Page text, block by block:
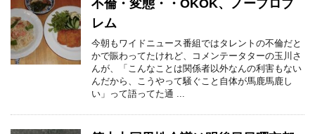
不倫・変態・・OKOK、ノープロブ
レム
今朝もワイドニュース番組ではタレントの不倫だと
かで賑わってたけれど、コメンテータターの玉川さ
んが、「こんなことは関係者以外なんの利害もない
んだから、こうやって騒ぐこと自体が馬鹿馬鹿し
い」って語ってた通 ...